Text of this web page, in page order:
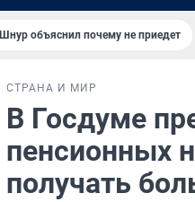
Шнур объяснил почему не приедет
СТРАНА И МИР
В Госдуме
пенсионных
получать